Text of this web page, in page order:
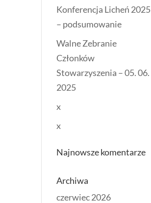
Konferencja Licheń 2025
– podsumowanie
Walne Zebranie
Członków
Stowarzyszenia – 05. 06.
2025
x
x
Najnowsze komentarze
Archiwa
czerwiec 2026